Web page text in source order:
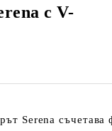
с V-
Serena